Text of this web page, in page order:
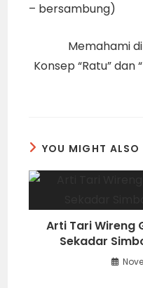
– bersambung)
Memahami di
Konsep “Ratu” dan
YOU MIGHT ALSO
Arti Tari Wireng
Sekadar